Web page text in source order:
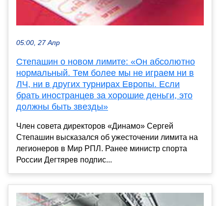
05:00, 27 Апр
Степашин о новом лимите: «Он абсолютно
нормальный. Тем более мы не играем ни в
ЛЧ, ни в других турнирах Европы. Если
брать иностранцев за хорошие деньги, это
должны быть звезды»
Член совета директоров «Динамо» Сергей
Степашин высказался об ужесточении лимита на
легионеров в Мир РПЛ. Ранее министр спорта
России Дегтярев подпис...